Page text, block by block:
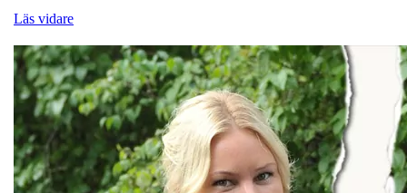
Läs vidare